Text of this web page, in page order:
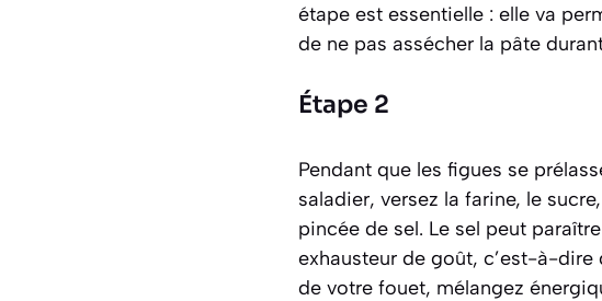
étape est essentielle : elle va
de ne pas assécher la pâte
Étape 2
Pendant que les figues se
saladier, versez la farine, le
pincée de sel. Le sel peut
exhausteur de goût, c’est-à-dire
de votre fouet, mélangez